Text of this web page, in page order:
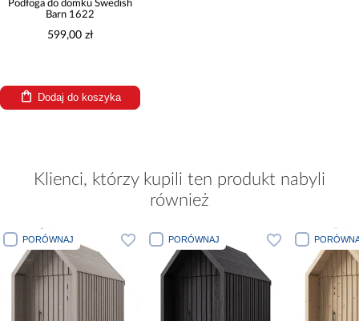
Podłoga do domku Swedish
Barn 1622
599,00 zł
Dodaj do koszyka
Klienci, którzy kupili ten produkt nabyli
również
PORÓWNAJ PORÓWNAJ